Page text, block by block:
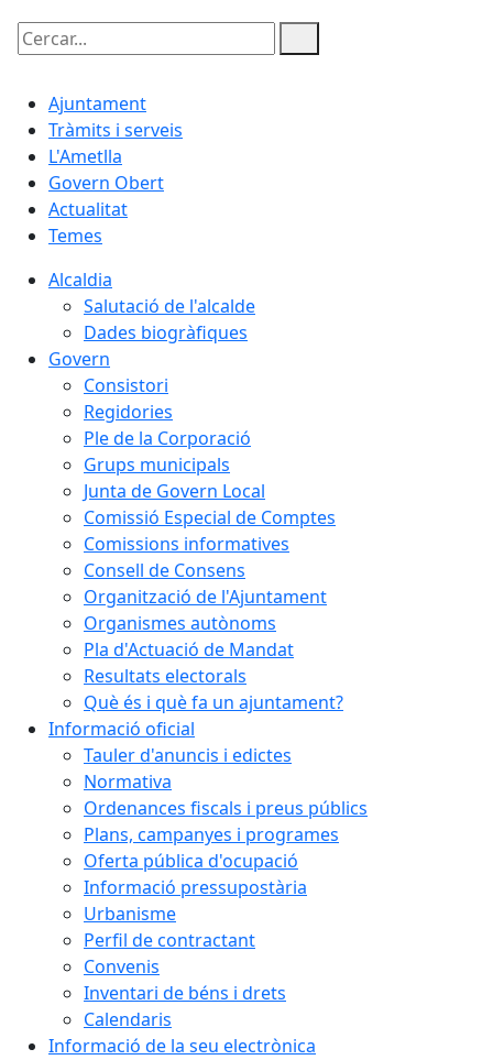
Cercar:
Ajuntament
Tràmits i serveis
L'Ametlla
Govern Obert
Actualitat
Temes
Alcaldia
Salutació de l'alcalde
Dades biogràfiques
Govern
Consistori
Regidories
Ple de la Corporació
Grups municipals
Junta de Govern Local
Comissió Especial de Comptes
Comissions informatives
Consell de Consens
Organització de l'Ajuntament
Organismes autònoms
Pla d'Actuació de Mandat
Resultats electorals
Què és i què fa un ajuntament?
Informació oficial
Tauler d'anuncis i edictes
Normativa
Ordenances fiscals i preus públics
Plans, campanyes i programes
Oferta pública d'ocupació
Informació pressupostària
Urbanisme
Perfil de contractant
Convenis
Inventari de béns i drets
Calendaris
Informació de la seu electrònica